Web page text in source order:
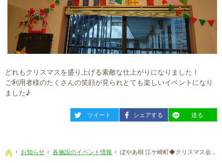
どれもクリスマスを盛り上げる素敵な仕上がりになりました！
ご利用者様のたくさんの笑顔が見られとても楽しいイベントになり
ました♪
entry684ツイート entry684
シェアする entry684
送る
ホーム
お知らせ 各施設のイベント情報 ぼやあ樹 江ケ崎町◆クリスマス会☆彡